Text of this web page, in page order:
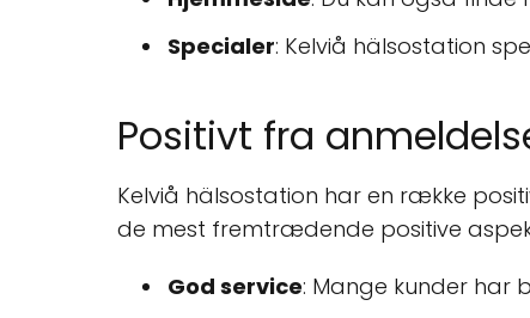
Specialer: Kelviå hälsostation
Positivt fra
Kelviå hälsostation har en række
de mest fremtrædende positive
God service: Mange kunder har